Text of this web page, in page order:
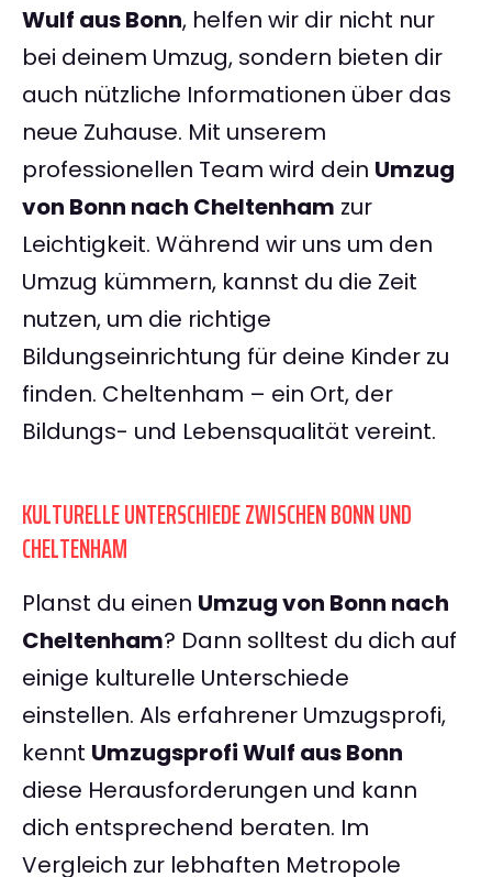
Wulf aus Bonn, helfen wir dir nicht nur
bei deinem Umzug, sondern bieten dir
auch nützliche Informationen über das
neue Zuhause. Mit unserem
professionellen Team wird dein Umzug
von Bonn nach Cheltenham zur
Leichtigkeit. Während wir uns um den
Umzug kümmern, kannst du die Zeit
nutzen, um die richtige
Bildungseinrichtung für deine Kinder zu
finden. Cheltenham – ein Ort, der
Bildungs- und Lebensqualität vereint.
KULTURELLE UNTERSCHIEDE ZWISCHEN BONN UND
CHELTENHAM
Planst du einen Umzug von Bonn nach
Cheltenham? Dann solltest du dich auf
einige kulturelle Unterschiede
einstellen. Als erfahrener Umzugsprofi,
kennt Umzugsprofi Wulf aus Bonn
diese Herausforderungen und kann
dich entsprechend beraten. Im
Vergleich zur lebhaften Metropole